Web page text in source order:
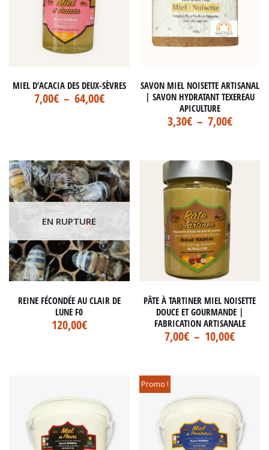
MIEL D’ACACIA DES DEUX-SÈVRES
7,00€ – 64,00€
SAVON MIEL NOISETTE ARTISANAL
| SAVON HYDRATANT TEXEREAU
APICULTURE
3,30€ – 7,00€
EN RUPTURE
REINE FÉCONDÉE AU CLAIR DE
LUNE F0
120,00€
PÂTE À TARTINER MIEL NOISETTE
DOUCE ET GOURMANDE |
FABRICATION ARTISANALE
7,00€ – 10,00€
Promo !